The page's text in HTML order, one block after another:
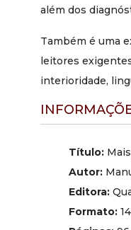
além dos
Também é uma
leitores
interioridade,
Título:
Autor:
Editora:
Formato: